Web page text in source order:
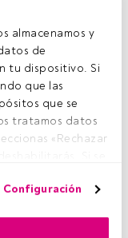
almacenamos y
de
tu dispositivo. Si
que las
que se
tratamos datos
«Rechazar
para ti.
Configuración